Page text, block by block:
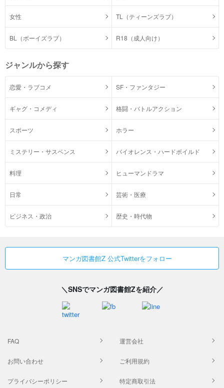
女性 TL（ティーンズラブ）
BL（ボーイズラブ） R18（成人向け）
ジャンルから探す
恋愛・ラブコメ SF・ファンタジー
ギャグ・コメディ 格闘・バトルアクション
スポーツ ホラー
ミステリー・サスペンス バイオレンス・ハードボイルド
料理 ヒューマンドラマ
日常 芸術・医療
ビジネス・政治 歴史・時代物
マンガ図書館Z 公式Twitterをフォロー
＼SNSでマンガ図書館Zを紹介／
FAQ 運営会社
お問い合わせ ご利用規約
プライバシーポリシー 特定商取引法